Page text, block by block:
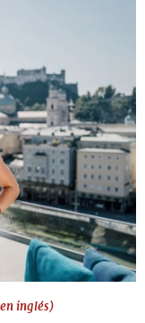
inglés)